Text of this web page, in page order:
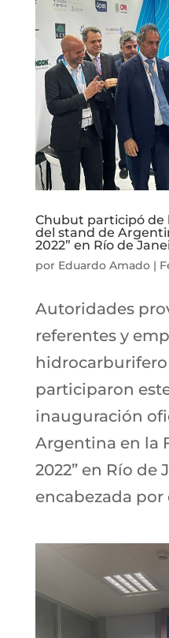
Chubut participó de
del stand de
2022” en Río de
por Eduardo Amado|
Autoridades
referentes y
participaron
inauguración
Argentina en la
2022” en Río de
encabezada por